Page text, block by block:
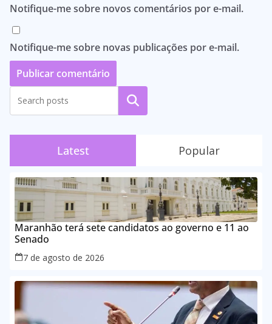
Notifique-me sobre novos comentários por e-mail.
Notifique-me sobre novas publicações por e-mail.
Pesquisar
Latest Popular
Maranhão terá sete candidatos ao governo e 11 ao
Senado
7 de agosto de 2026